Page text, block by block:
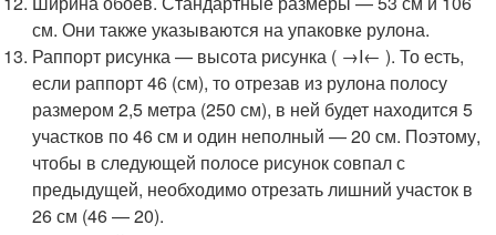
см. Они также указываются на упаковке рулона.
Раппорт рисунка — высота рисунка ( →I← ). То есть,
если раппорт 46 (см), то отрезав из рулона полосу
размером 2,5 метра (250 см), в ней будет находится 5
участков по 46 см и один неполный — 20 см. Поэтому,
чтобы в следующей полосе рисунок совпал с
предыдущей, необходимо отрезать лишний участок в
26 см (46 — 20).